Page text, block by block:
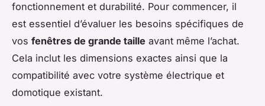
fonctionnement et durabilité. Pour commencer, il
est essentiel d’évaluer les besoins spécifiques de
vos fenêtres de grande taille avant même l’achat.
Cela inclut les dimensions exactes ainsi que la
compatibilité avec votre système électrique et
domotique existant.